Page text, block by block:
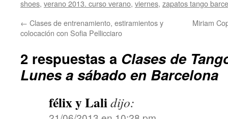
shoes, verano 2013. curso verano, viernes, zapatos tango
← Clases de entrenamiento, estiramientos y
colocación con Sofia Pellicciaro
Miriam
2 respuestas a Clases de
Lunes a sábado en Barcelona
félix y Lalidijo: